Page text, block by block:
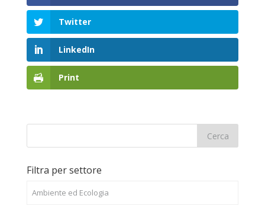
Twitter
LinkedIn
Print
Filtra per settore
Ambiente ed Ecologia